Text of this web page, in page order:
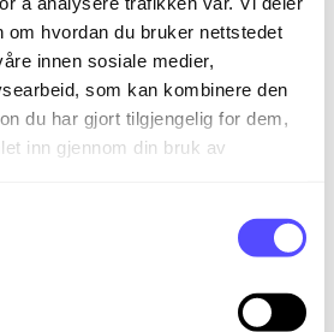
om hvordan du bruker nettstedet
innen sosiale medier,
som kan kombinere den
du har gjort tilgjengelig for dem,
inn gjennom din bruk av